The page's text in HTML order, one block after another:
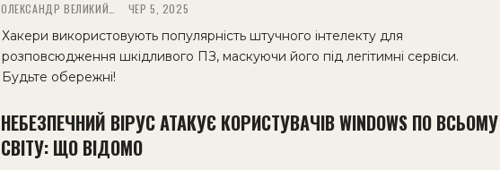
ЧЕР 5, 2025
Хакери використовують популярність штучного інтелекту для
розповсюдження шкідливого ПЗ, маскуючи його під легітимні сервіси.
Будьте обережні!
НЕБЕЗПЕЧНИЙ ВІРУС АТАКУЄ КОРИСТУВАЧІВ WINDOWS ПО ВСЬОМУ
СВІТУ: ЩО ВІДОМО